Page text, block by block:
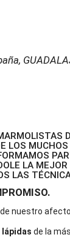
,
LOS
LA
LAS
nuestro
lápidas de la